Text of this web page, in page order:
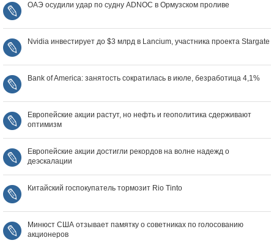
ОАЭ осудили удар по судну ADNOC в Ормузском проливе
Nvidia инвестирует до $3 млрд в Lancium, участника проекта Stargate
Bank of America: занятость сократилась в июле, безработица 4,1%
Европейские акции растут, но нефть и геополитика сдерживают
оптимизм
Европейские акции достигли рекордов на волне надежд о
деэскалации
Китайский госпокупатель тормозит Rio Tinto
Минюст США отзывает памятку о советниках по голосованию
акционеров